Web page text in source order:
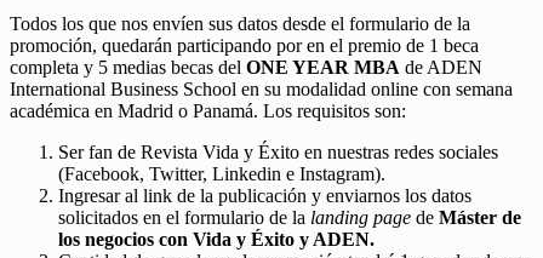
Todos los que nos envíen sus datos desde el formulario de la
promoción, quedarán participando por en el premio de 1 beca
completa y 5 medias becas del ONE YEAR MBA de ADEN
International Business School en su modalidad online con semana
académica en Madrid o Panamá. Los requisitos son:
Ser fan de Revista Vida y Éxito en nuestras redes sociales
(Facebook, Twitter, Linkedin e Instagram).
Ingresar al link de la publicación y enviarnos los datos
solicitados en el formulario de la landing page de Máster de
los negocios con Vida y Éxito y ADEN.